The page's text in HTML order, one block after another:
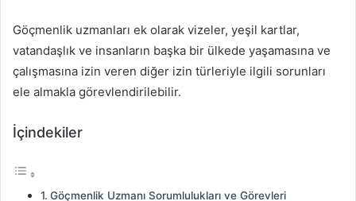
Göçmenlik uzmanları ek olarak vizeler, yeşil kartlar,
vatandaşlık ve insanların başka bir ülkede yaşamasına ve
çalışmasına izin veren diğer izin türleriyle ilgili sorunları
ele almakla görevlendirilebilir.
İçindekiler
Göçmenlik Uzmanı Sorumlulukları ve Görevleri